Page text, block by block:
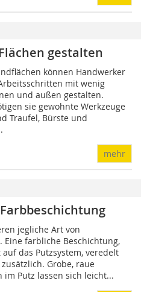
gestalten
können Handwerker
mit wenig
und außen gestalten.
sie gewohnte Werkzeuge
Traufel, Bürste und
mehr
jegliche Art von
Eine farbliche Beschichtung,
das Putzsystem, veredelt
Grobe, raue
im Putz lassen sich leicht...